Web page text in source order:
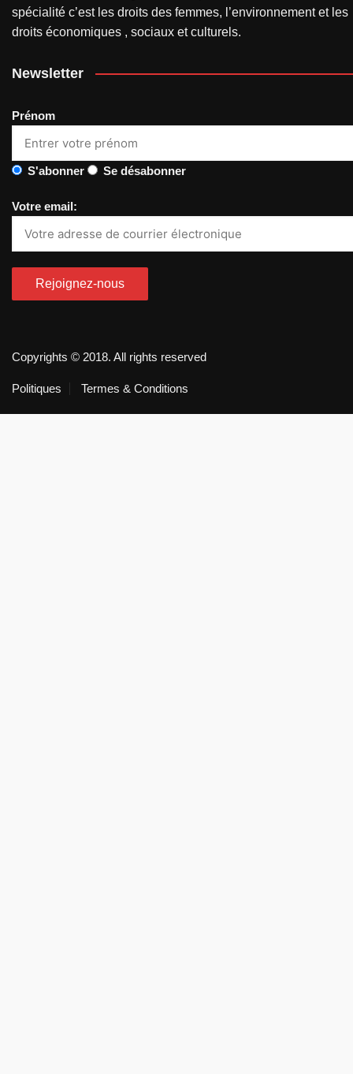
spécialité c’est les droits des femmes, l’environnement et les
droits économiques , sociaux et culturels.
Newsletter
Prénom
S'abonner Se désabonner
Votre email:
Copyrights © 2018. All rights reserved
Politiques Termes & Conditions